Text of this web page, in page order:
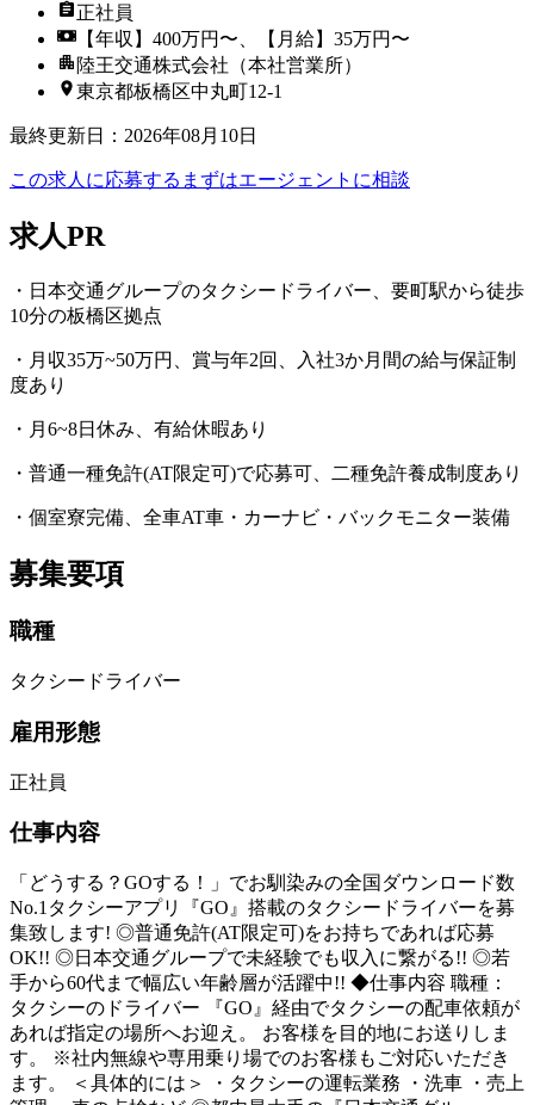
正社員
【年収】400万円〜、【月給】35万円〜
陸王交通株式会社（本社営業所）
東京都板橋区中丸町12-1
最終更新日 ： 2026年08月10日
この求人に応募する まずはエージェントに相談
求人PR
・日本交通グループのタクシードライバー、要町駅から徒歩
10分の板橋区拠点
・月収35万~50万円、賞与年2回、入社3か月間の給与保証制
度あり
・月6~8日休み、有給休暇あり
・普通一種免許(AT限定可)で応募可、二種免許養成制度あり
・個室寮完備、全車AT車・カーナビ・バックモニター装備
募集要項
職種
タクシードライバー
雇用形態
正社員
仕事内容
「どうする？GOする！」でお馴染みの全国ダウンロード数
No.1タクシーアプリ『GO』搭載のタクシードライバーを募
集致します! ◎普通免許(AT限定可)をお持ちであれば応募
OK!! ◎日本交通グループで未経験でも収入に繋がる!! ◎若
手から60代まで幅広い年齢層が活躍中!! ◆仕事内容 職種：
タクシーのドライバー 『GO』経由でタクシーの配車依頼が
あれば指定の場所へお迎え。 お客様を目的地にお送りしま
す。 ※社内無線や専用乗り場でのお客様もご対応いただき
ます。 ＜具体的には＞ ・タクシーの運転業務 ・洗車 ・売上